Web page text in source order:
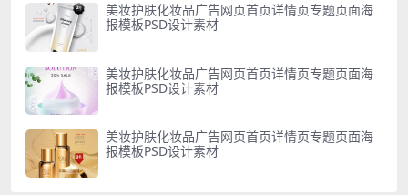
美妆护肤化妆品广告网页首页详情页专题页面海
报模板PSD设计素材
美妆护肤化妆品广告网页首页详情页专题页面海
报模板PSD设计素材
美妆护肤化妆品广告网页首页详情页专题页面海
报模板PSD设计素材